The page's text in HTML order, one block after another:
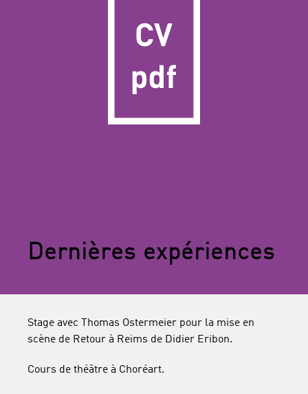
Dernières expériences
Stage avec Thomas Ostermeier pour la mise en
scène de Retour à Reims de Didier Eribon.
Cours de théâtre à Choréart.